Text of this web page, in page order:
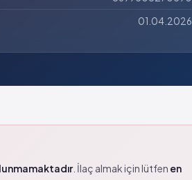
01.04.2026
. İlaç almak için lütfen en